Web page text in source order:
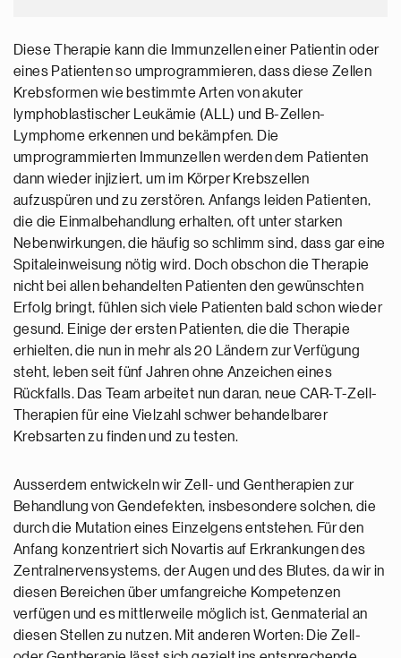
Diese Therapie kann die Immunzellen einer Patientin oder
eines Patienten so umprogrammieren, dass diese Zellen
Krebsformen wie bestimmte Arten von akuter
lymphoblastischer Leukämie (ALL) und B-Zellen-
Lymphome erkennen und bekämpfen. Die
umprogrammierten Immunzellen werden dem Patienten
dann wieder injiziert, um im Körper Krebszellen
aufzuspüren und zu zerstören. Anfangs leiden Patienten,
die die Einmalbehandlung erhalten, oft unter starken
Nebenwirkungen, die häufig so schlimm sind, dass gar eine
Spitaleinweisung nötig wird. Doch obschon die Therapie
nicht bei allen behandelten Patienten den gewünschten
Erfolg bringt, fühlen sich viele Patienten bald schon wieder
gesund. Einige der ersten Patienten, die die Therapie
erhielten, die nun in mehr als 20 Ländern zur Verfügung
steht, leben seit fünf Jahren ohne Anzeichen eines
Rückfalls. Das Team arbeitet nun daran, neue CAR-T-Zell-
Therapien für eine Vielzahl schwer behandelbarer
Krebsarten zu finden und zu testen.
Ausserdem entwickeln wir Zell- und Gentherapien zur
Behandlung von Gendefekten, insbesondere solchen, die
durch die Mutation eines Einzelgens entstehen. Für den
Anfang konzentriert sich Novartis auf Erkrankungen des
Zentralnervensystems, der Augen und des Blutes, da wir in
diesen Bereichen über umfangreiche Kompetenzen
verfügen und es mittlerweile möglich ist, Genmaterial an
diesen Stellen zu nutzen. Mit anderen Worten: Die Zell-